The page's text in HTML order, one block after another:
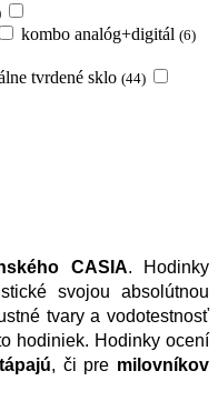
kombo analóg+digitál (6)
tvrdené sklo (44)
CASIA
tvary a vodotestnosť
hodiniek. Hodinky ocení
, či pre milovníkov